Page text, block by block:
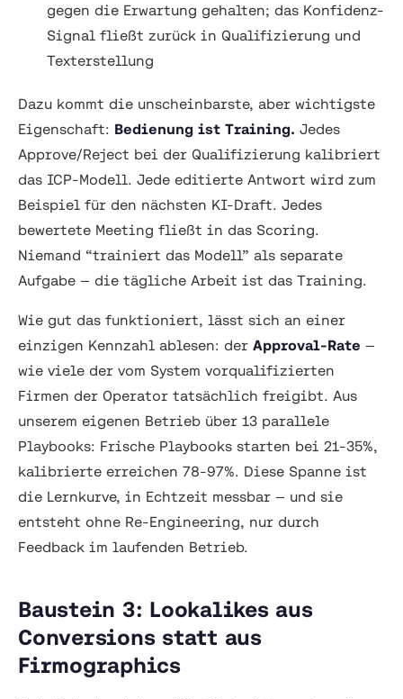
gegen die Erwartung gehalten; das Konfidenz-
Signal fließt zurück in Qualifizierung und
Texterstellung
Dazu kommt die unscheinbarste, aber wichtigste
Eigenschaft: Bedienung ist Training. Jedes
Approve/Reject bei der Qualifizierung kalibriert
das ICP-Modell. Jede editierte Antwort wird zum
Beispiel für den nächsten KI-Draft. Jedes
bewertete Meeting fließt in das Scoring.
Niemand “trainiert das Modell” als separate
Aufgabe — die tägliche Arbeit ist das Training.
Wie gut das funktioniert, lässt sich an einer
einzigen Kennzahl ablesen: der Approval-Rate —
wie viele der vom System vorqualifizierten
Firmen der Operator tatsächlich freigibt. Aus
unserem eigenen Betrieb über 13 parallele
Playbooks: Frische Playbooks starten bei 21-35%,
kalibrierte erreichen 78-97%. Diese Spanne ist
die Lernkurve, in Echtzeit messbar — und sie
entsteht ohne Re-Engineering, nur durch
Feedback im laufenden Betrieb.
Baustein 3: Lookalikes aus
Conversions statt aus
Firmographics